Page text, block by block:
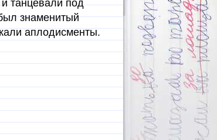
танцевали под
знаменитый
аплодисменты.